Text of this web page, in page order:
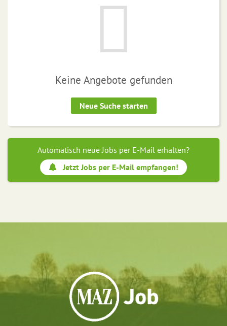
Keine Angebote gefunden
Neue Suche starten
Automatisch neue Jobs per E-Mail erhalten?
Jetzt Jobs per E-Mail empfangen!